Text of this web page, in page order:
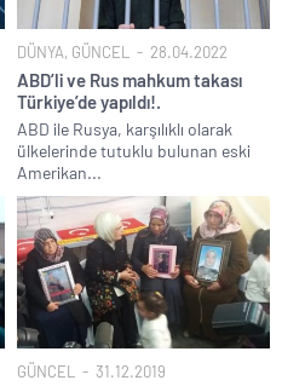
DÜNYA, GÜNCEL 28.04.2022
ABD’li ve Rus mahkum takası
Türkiye’de yapıldı!.
ABD ile Rusya, karşılıklı olarak
ülkelerinde tutuklu bulunan eski
Amerikan...
GÜNCEL 31.12.2019